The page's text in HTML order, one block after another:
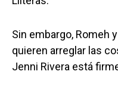
Sin embargo, Romeh
quieren arreglar las
Jenni Rivera está